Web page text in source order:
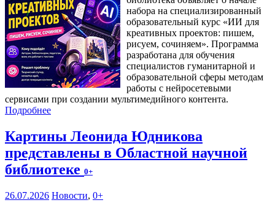
набора на специализированный
образовательный курс «ИИ для
креативных проектов: пишем,
рисуем, сочиняем». Программа
разработана для обучения
специалистов гуманитарной и
образовательной сферы методам
работы с нейросетевыми
сервисами при создании мультимедийного контента.
Подробнее
Картины Леонида Юдникова
представлены в Областной научной
библиотеке 0+
26.07.2026 Новости, 0+